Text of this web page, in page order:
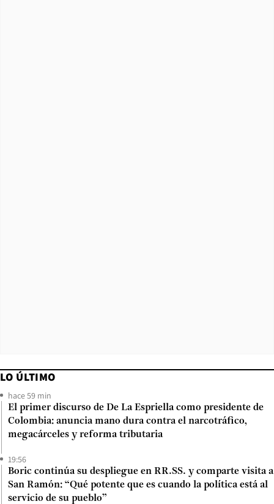
LO ÚLTIMO
hace 59 min
El primer discurso de De La Espriella como presidente de
Colombia: anuncia mano dura contra el narcotráfico,
megacárceles y reforma tributaria
19:56
Boric continúa su despliegue en RR.SS. y comparte visita a
San Ramón: “Qué potente que es cuando la política está al
servicio de su pueblo”